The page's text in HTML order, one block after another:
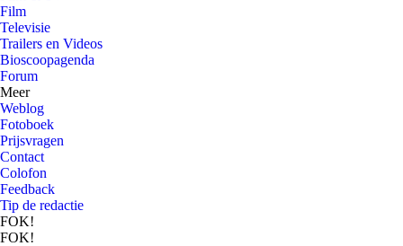
Film
Televisie
Trailers en Videos
Bioscoopagenda
Forum
Meer
Weblog
Fotoboek
Prijsvragen
Contact
Colofon
Feedback
Tip de redactie
FOK!
FOK!